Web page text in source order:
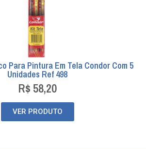
Para Pintura Em Tela Condor Com 5
Unidades Ref 498
R$ 58,20
VER PRODUTO